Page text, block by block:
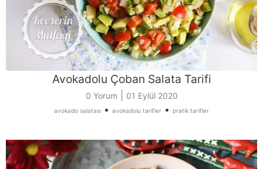
Avokadolu Çoban Salata Tarifi
0 Yorum 01 Eylül 2020
avokado salatası • avokadolu tarifler • pratik tarifler